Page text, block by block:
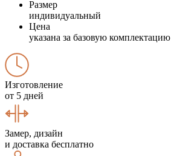
Размер
индивидуальный
Цена
указана за базовую комплектацию
Изготовление
от 5 дней
Замер, дизайн
и доставка бесплатно